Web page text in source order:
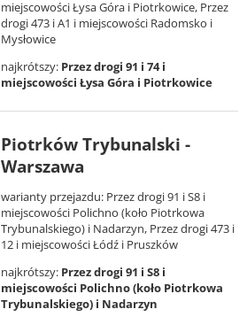
miejscowości Łysa Góra i Piotrkowice, Przez
drogi 473 i A1 i miejscowości Radomsko i
Mysłowice
najkrótszy: Przez drogi 91 i 74 i
miejscowości Łysa Góra i Piotrkowice
Piotrków Trybunalski -
Warszawa
warianty przejazdu: Przez drogi 91 i S8 i
miejscowości Polichno (koło Piotrkowa
Trybunalskiego) i Nadarzyn, Przez drogi 473 i
12 i miejscowości Łódź i Pruszków
najkrótszy: Przez drogi 91 i S8 i
miejscowości Polichno (koło Piotrkowa
Trybunalskiego) i Nadarzyn